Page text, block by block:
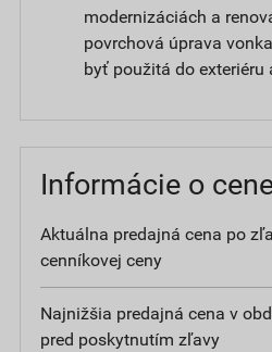
modernizáciách a
povrchová úprava
byť použitá do exteriéru
Informácie o
Aktuálna predajná cena po
cenníkovej ceny
Najnižšia predajná cena v
pred poskytnutím zľavy